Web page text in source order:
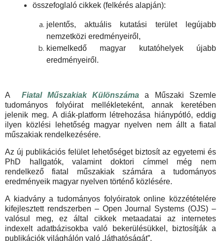
összefoglaló cikkek (felkérés alapján):
jelentős, aktuális kutatási terület legújabb
nemzetközi eredményeiről,
kiemelkedő magyar kutatóhelyek újabb
eredményeiről.
A Fiatal Műszakiak Különszáma
a Műszaki Szemle
tudományos folyóirat mellékleteként, annak keretében
jelenik meg. A diák-platform létrehozása hiánypótló, eddig
ilyen közlési lehetőség magyar nyelven nem állt a fiatal
műszakiak rendelkezésére.
Az új publikációs felület lehetőséget biztosít az egyetemi és
PhD hallgatók, valamint doktori címmel még nem
rendelkező fiatal műszakiak számára a tudományos
eredményeik magyar nyelven történő közlésére.
A kiadvány a tudományos folyóiratok online közzétételére
kifejlesztett rendszerben – Open Journal Systems (OJS) –
valósul meg, ez által cikkek metaadatai az internetes
indexelt adatbázisokba való bekerülésükkel, biztosítják a
publikációk világhálón való „láthatóságát”.